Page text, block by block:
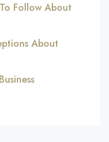
Follow About
About